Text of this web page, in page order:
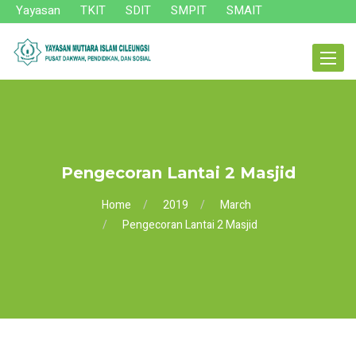
Yayasan TKIT SDIT SMPIT SMAIT
Toggle
Pengecoran Lantai 2 Masjid
Home 2019
March
Pengecoran Lantai 2 Masjid